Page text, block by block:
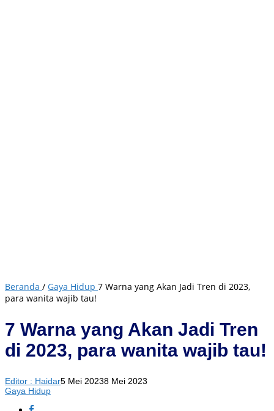
Beranda / Gaya Hidup 7 Warna yang Akan Jadi Tren di 2023,
para wanita wajib tau!
7 Warna yang Akan Jadi Tren
di 2023, para wanita wajib tau!
Editor : Haidar5 Mei 20238 Mei 2023
Gaya Hidup